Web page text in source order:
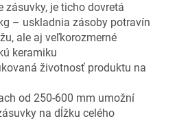
zásuvky, je ticho dovretá
– uskladnia zásoby potravín
ale aj veľkorozmerné
keramiku
životnosť produktu na
od 250-600 mm umožní
na dĺžku celého